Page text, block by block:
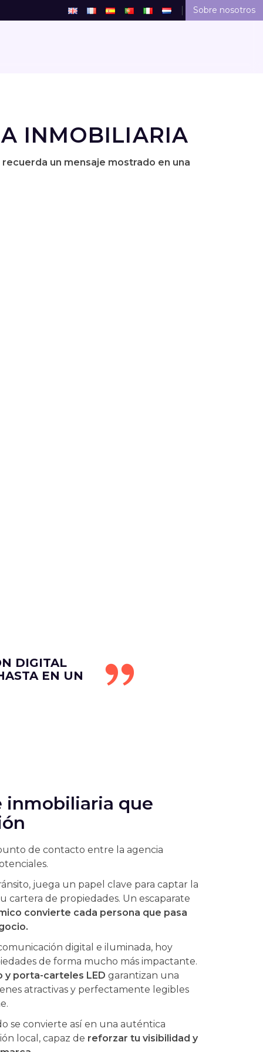
Sobre nosotros
INMOBILIARIA
un mensaje mostrado en una
DIGITAL
EN UN
inmobiliaria que
de contacto entre la agencia
juega un papel clave para captar la
cartera de propiedades. Un escaparate
convierte cada persona que pasa
digital e iluminada, hoy
de forma mucho más impactante.
y porta-carteles LED garantizan una
atractivas y perfectamente legibles
se convierte así en una auténtica
local, capaz de reforzar tu visibilidad y